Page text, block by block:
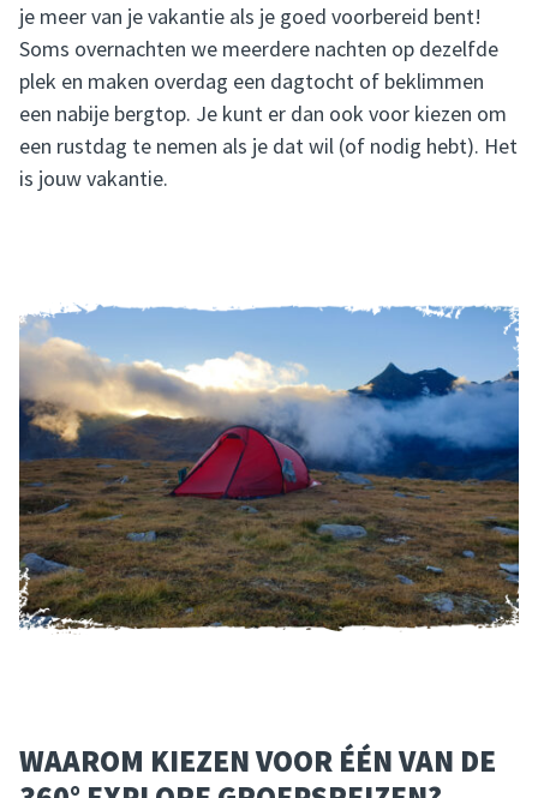
je meer van je vakantie als je goed voorbereid bent!
Soms overnachten we meerdere nachten op dezelfde
plek en maken overdag een dagtocht of beklimmen
een nabije bergtop. Je kunt er dan ook voor kiezen om
een rustdag te nemen als je dat wil (of nodig hebt). Het
is jouw vakantie.
WAAROM KIEZEN VOOR ÉÉN VAN DE